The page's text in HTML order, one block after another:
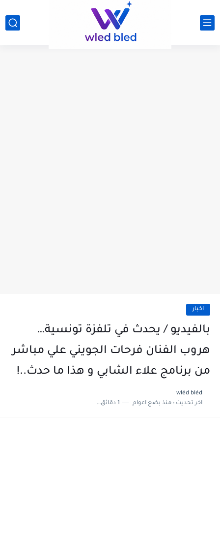
اخبار
بالفيديو / يحدث في تلفزة تونسية…
هروب الفنان فرحات الجويني علي مباشر
من برنامج علاء الشابي و هذا ما حدث..!
wléd bléd
اخر تحديث :منذ بضع اعوام 1 دقائق للقراءة